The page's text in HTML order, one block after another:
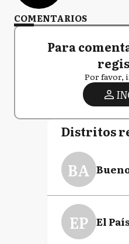
COMENTARIOS
Para
Por favor,
Distritos
BA
EP El